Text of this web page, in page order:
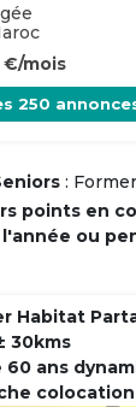
€/mois
250
:
points en
l'année ou
Habitat
30kms
ans
colocation